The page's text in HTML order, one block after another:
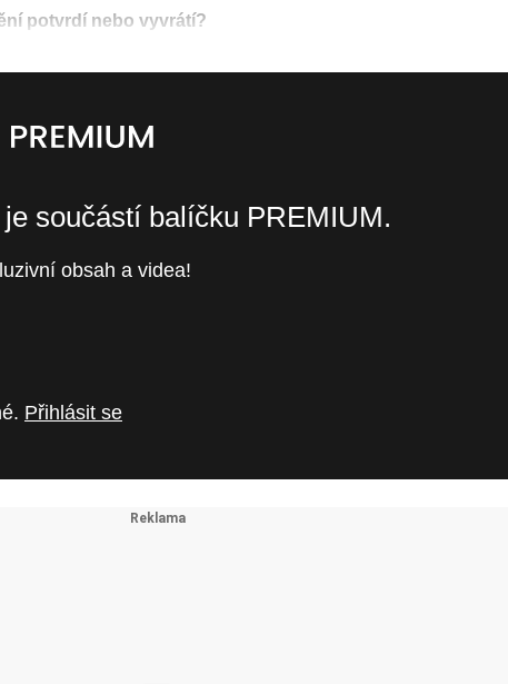
potvrdí nebo vyvrátí?
součástí balíčku PREMIUM.
obsah a videa!
Přihlásit se